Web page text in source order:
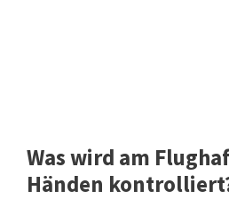
Was wird am
Händen